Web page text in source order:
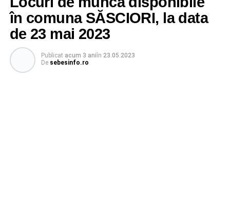
în comuna SĂSCIORI, la data
de 23 mai 2023
Publicat acum 3 aniîn 23.05.2023
De sebesinfo.ro